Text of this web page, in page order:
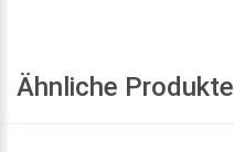
Ähnliche Produkte